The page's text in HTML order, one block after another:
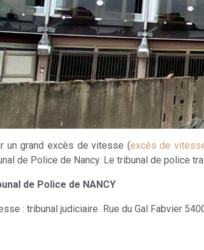
un grand excès de vitesse (excès de
de Police de Nancy. Le tribunal de police
de Police de NANCY
: tribunal judiciaire Rue du Gal Fabvier